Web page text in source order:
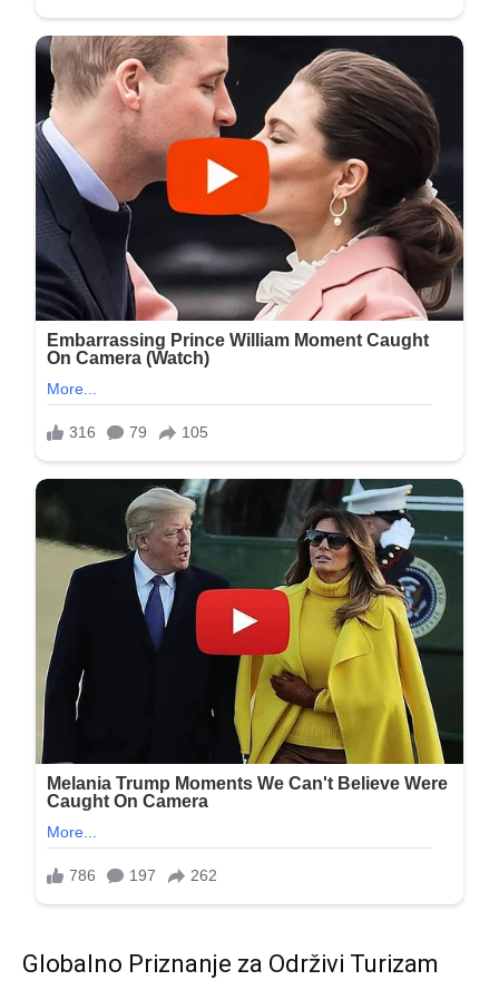
Globalno Priznanje za Održivi Turizam